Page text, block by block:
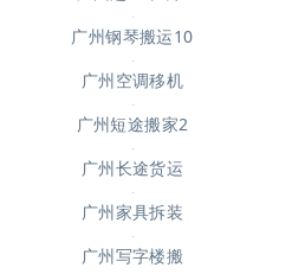
广州个人搬家2
广州起重吊装3
广州起重吊装5